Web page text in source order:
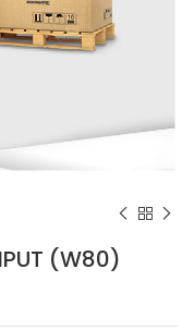
(W80)